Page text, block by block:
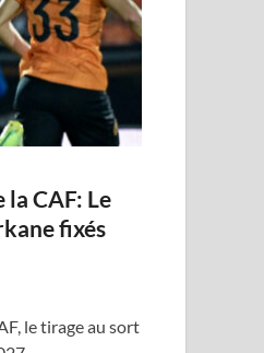
la CAF: Le
fixés
le tirage au sort